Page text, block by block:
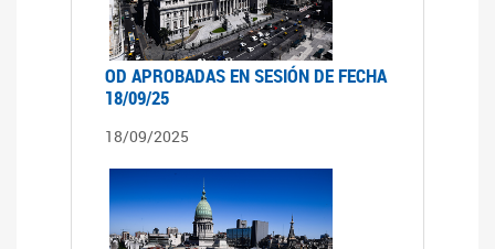
OD APROBADAS EN SESIÓN DE FECHA
18/09/25
18/09/2025